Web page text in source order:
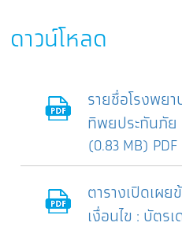
ดาวน์โหลด
รายชื่อโรงพย
ทิพยประกันภัย
(0.83 MB) PDF
ตารางเปิดเผ
เงื่อนไข : บัต